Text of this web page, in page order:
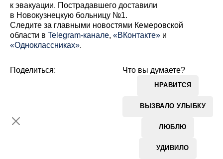
к эвакуации. Пострадавшего доставили
в Новокузнецкую больницу №1.
Cледите за главными новостями Кемеровской
области в Telegram-канале, «ВКонтакте» и
«Одноклассниках».
Что вы думаете?
НРАВИТСЯ
ВЫЗВАЛО УЛЫБКУ
ЛЮБЛЮ
УДИВИЛО
Поделиться: